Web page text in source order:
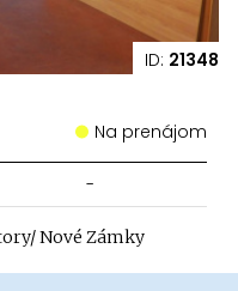
ID: 21348
Na prenájom
-
Nové Zámky